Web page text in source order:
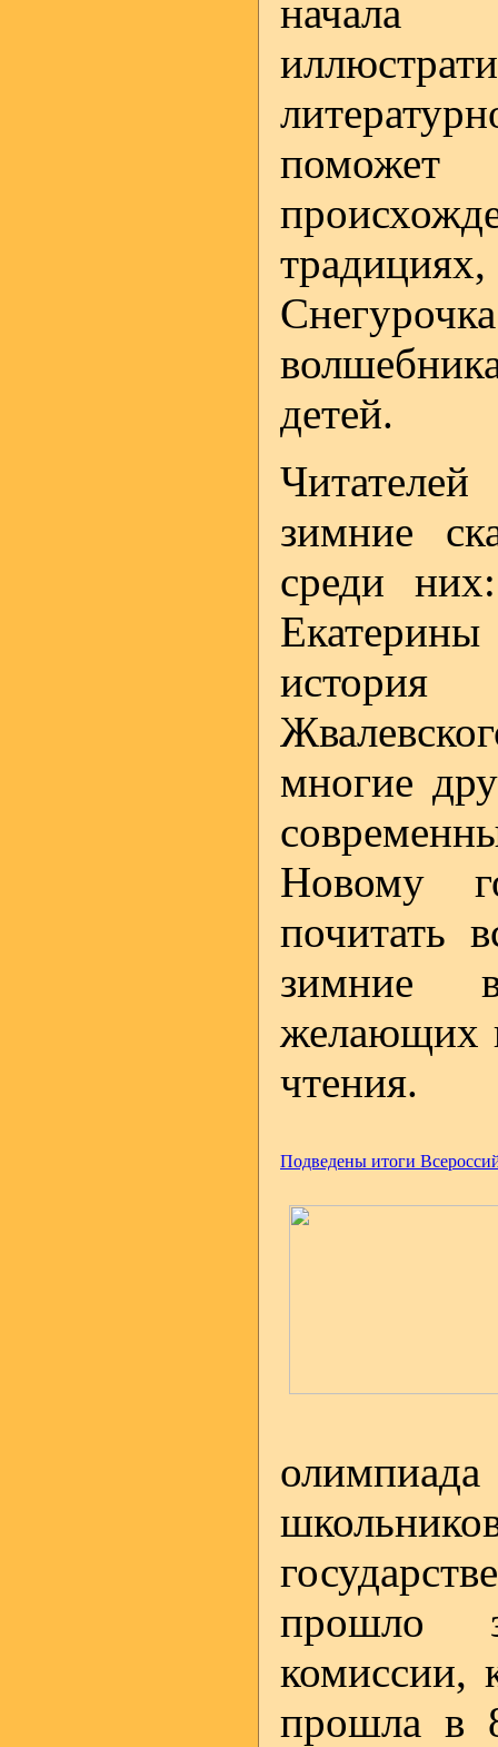
начала
детей.
зимние
среди
многие
Новому
почитать
зимние
желающих
чтения.
Подведены итоги
прошло
комиссии,
прошла в